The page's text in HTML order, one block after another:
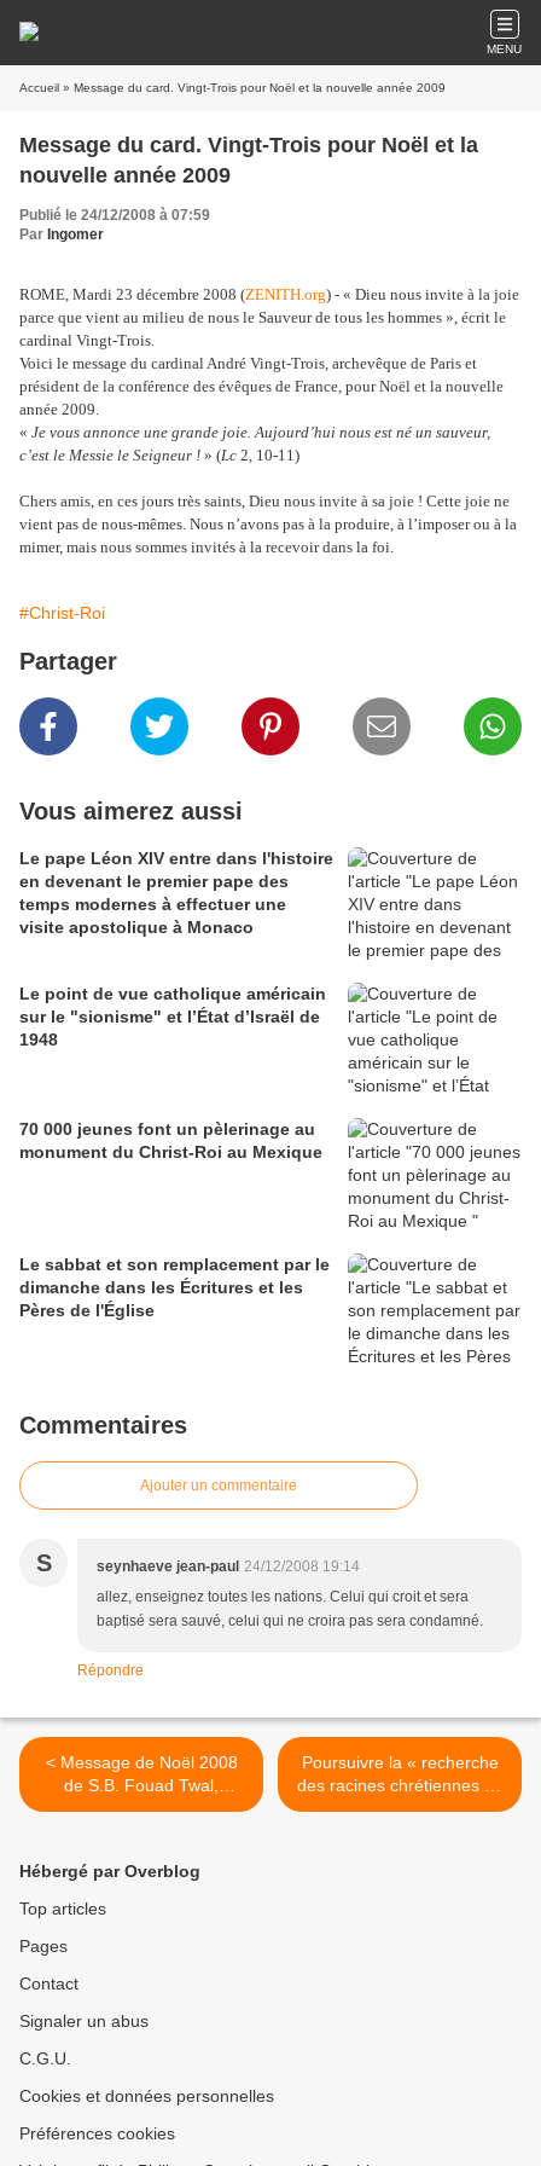
MENU
Accueil » Message du card. Vingt-Trois pour Noël et la nouvelle année 2009
Message du card. Vingt-Trois pour Noël et la
nouvelle année 2009
Publié le 24/12/2008 à 07:59
Par Ingomer
ROME, Mardi 23 décembre 2008 (ZENITH.org) - « Dieu nous invite à la joie
parce que vient au milieu de nous le Sauveur de tous les hommes », écrit le
cardinal Vingt-Trois.
Voici le message du cardinal André Vingt-Trois, archevêque de Paris et
président de la conférence des évêques de France, pour Noël et la nouvelle
année 2009.
« Je vous annonce une grande joie. Aujourd’hui nous est né un sauveur,
c’est le Messie le Seigneur ! » (Lc 2, 10-11)
Chers amis, en ces jours très saints, Dieu nous invite à sa joie ! Cette joie ne
vient pas de nous-mêmes. Nous n’avons pas à la produire, à l’imposer ou à la
mimer, mais nous sommes invités à la recevoir dans la foi.
#Christ-Roi
Partager
Vous aimerez aussi
Le pape Léon XIV entre dans l'histoire
en devenant le premier pape des
temps modernes à effectuer une
visite apostolique à Monaco
Le point de vue catholique américain
sur le "sionisme" et l’État d’Israël de
1948
70 000 jeunes font un pèlerinage au
monument du Christ-Roi au Mexique
Le sabbat et son remplacement par le
dimanche dans les Écritures et les
Pères de l'Église
Commentaires
Ajouter un commentaire
S seynhaeve jean-paul 24/12/2008 19:14
allez, enseignez toutes les nations. Celui qui croit et sera
baptisé sera sauvé, celui qui ne croira pas sera condamné.
Répondre
< Message de Noël 2008
de S.B. Fouad Twal,
Patriarche latin de
Poursuivre la « recherche
des racines chrétiennes de
notre société » (Benoît XVI)
Hébergé par Overblog
Top articles
Pages
Contact
Signaler un abus
C.G.U.
Cookies et données personnelles
Préférences cookies